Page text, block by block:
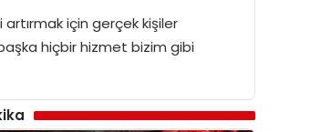
için gerçek kişiler
hiçbir hizmet bizim gibi